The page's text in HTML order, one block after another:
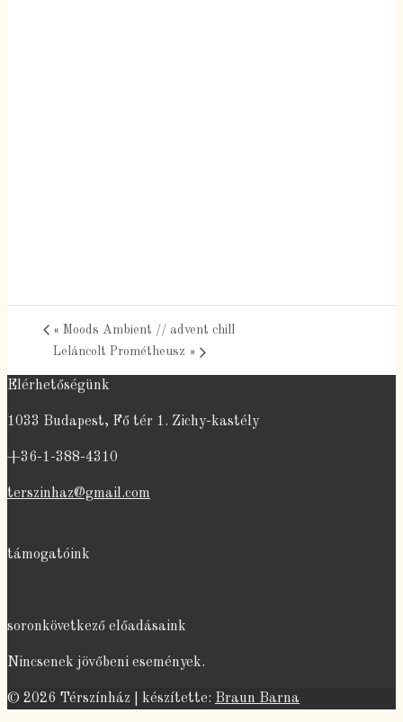
« Moods Ambient // advent chill
Leláncolt Prométheusz »
Elérhetőségünk
1033 Budapest, Fő tér 1. Zichy-kastély
+36-1-388-4310
terszinhaz@gmail.com
támogatóink
soronkövetkező előadásaink
Nincsenek jövőbeni események.
© 2026 Térszínház | készítette: Braun Barna